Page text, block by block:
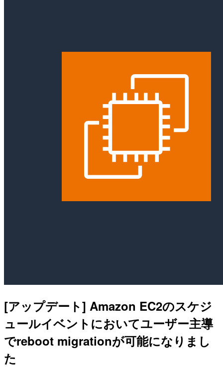
[アップデート] Amazon EC2のスケジ
ュールイベントにおいてユーザー主導
でreboot migrationが可能になりまし
た